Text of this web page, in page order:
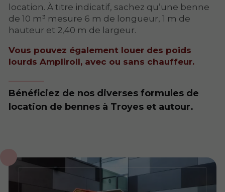
location. À titre indicatif, sachez qu’une benne
de 10 m³ mesure 6 m de longueur, 1 m de
hauteur et 2,40 m de largeur.
Vous pouvez également louer des poids
lourds Ampliroll, avec ou sans chauffeur.
Bénéficiez de nos diverses formules de
location de bennes à Troyes et autour.